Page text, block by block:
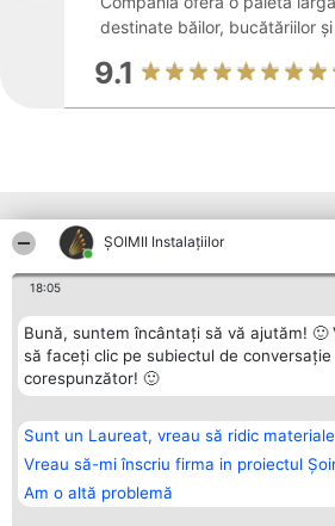
ŞOIMII Instalaţiilor
18:05
Bună, suntem încântați să vă ajutăm! 🙂
să faceți clic pe subiectul de conversație
corespunzător! 🙂
Sunt un Laureat, vreau să ridic
Vreau să-mi înscriu firma in proiectul
Am o altă problemă
destinate băilor, bucătăriilor și
9.1
Alte firme din zonă
Organizator Ranking
BRIGHT SOLUTIONS BR SRL
Aleea Timisul De Sus 2 Bl. A30
Sc. A Et. 4 Ap. 13 Cod 061952
București
tel: +40 770 990 492
Plebiscyt
Câștigătorii
Lista Tuturor
Laureaților
Politica de
confidențialitate